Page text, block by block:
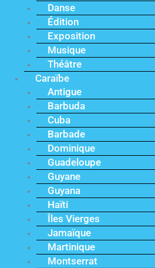
Danse
Édition
Exposition
Musique
Théâtre
Caraïbe
Antigue
Barbuda
Cuba
Barbade
Dominique
Guadeloupe
Guyane
Guyana
Haïti
Îles Vierges
Jamaïque
Martinique
Montserrat